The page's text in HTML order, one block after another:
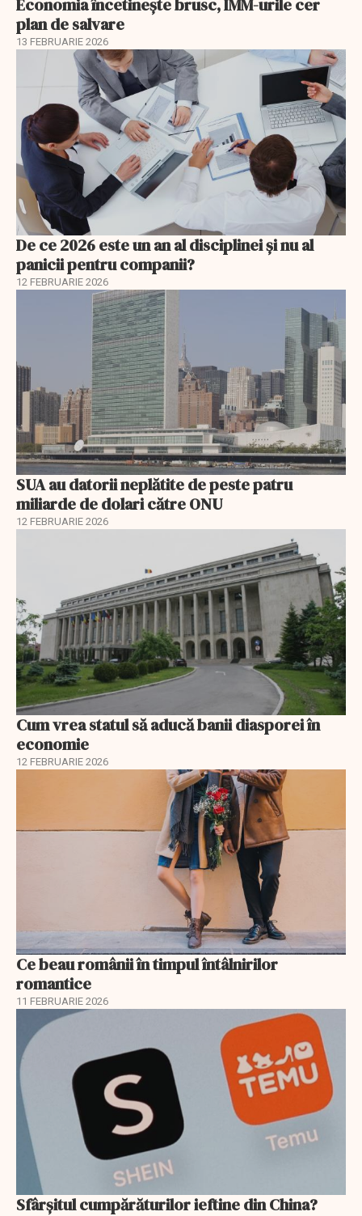
Economia încetinește brusc, IMM-urile cer
plan de salvare
13 FEBRUARIE 2026
De ce 2026 este un an al disciplinei și nu al
panicii pentru companii?
12 FEBRUARIE 2026
SUA au datorii neplătite de peste patru
miliarde de dolari către ONU
12 FEBRUARIE 2026
Cum vrea statul să aducă banii diasporei în
economie
12 FEBRUARIE 2026
Ce beau românii în timpul întâlnirilor
romantice
11 FEBRUARIE 2026
Sfârșitul cumpărăturilor ieftine din China?